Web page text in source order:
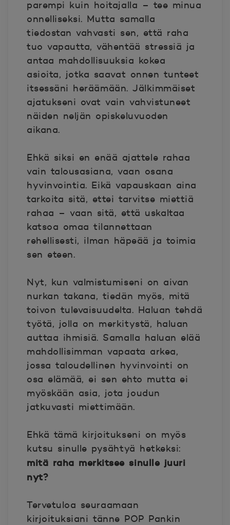
parempi kuin hoitajalla – tee minua
onnelliseksi. Mutta samalla
tiedostan vahvasti sen, että raha
tuo vapautta, vähentää stressiä ja
antaa mahdollisuuksia kokea
asioita, jotka saavat onnen tunteet
itsessäni heräämään. Jälkimmäiset
ajatukseni ovat vain vahvistuneet
näiden neljän opiskeluvuoden
aikana.
Ehkä siksi en enää ajattele rahaa
vain talousasiana, vaan osana
hyvinvointia. Eikä vapauskaan aina
tarkoita sitä, ettei tarvitse miettiä
rahaa – vaan sitä, että uskaltaa
katsoa omaa tilannettaan
rehellisesti, ilman häpeää ja toimia
sen eteen.
Nyt, kun valmistumiseni on aivan
nurkan takana, tiedän myös, mitä
toivon tulevaisuudelta. Haluan tehdä
työtä, jolla on merkitystä, haluan
auttaa ihmisiä. Samalla haluan elää
mahdollisimman vapaata arkea,
jossa taloudellinen hyvinvointi on
osa elämää, ei sen ehto mutta ei
myöskään asia, jota joudun
jatkuvasti miettimään.
Ehkä tämä kirjoitukseni on myös
kutsu sinulle pysähtyä hetkeksi:
mitä raha merkitsee sinulle juuri
nyt?
Tervetuloa seuraamaan
kirjoituksiani tänne POP Pankin